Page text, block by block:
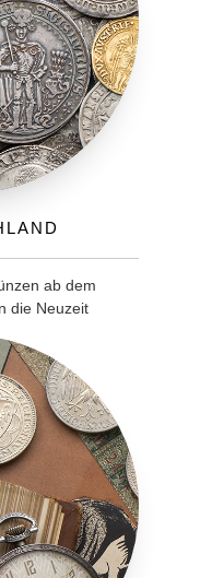
ab dem
die Neuzeit